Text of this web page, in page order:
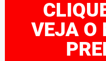
VEJA O